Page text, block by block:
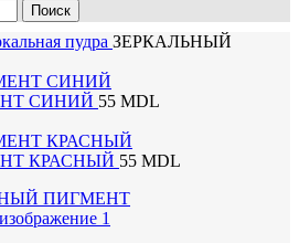
Поиск
пудра ЗЕРКАЛЬНЫЙ
СИНИЙ 55 MDL
КРАСНЫЙ 55 MDL